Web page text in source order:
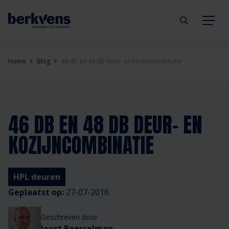
Kozijnen
Hang- & sluitwerk
Diensten
Meergezinswoning
Utiliteitsgebouw
Prefab woning
Architect
Projectontwikkelaar
Handelspartner
Brandwerend
Geluidwerend
Rookwerend
Webshop
Inspiratie
Verkooppunten
Organisatie
Duurzaamheid
GND Garantiedeuren
Home Blog 46 dB en 48 dB deur- en kozijncombinatie
46 DB EN 48 DB DEUR- EN
KOZIJNCOMBINATIE
HPL deuren
Geplaatst op: 27-07-2016
Geschreven door